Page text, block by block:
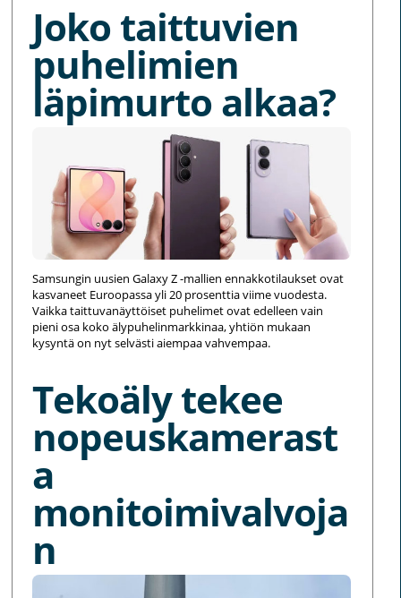
Joko taittuvien
puhelimien
läpimurto alkaa?
Samsungin uusien Galaxy Z -mallien ennakkotilaukset ovat
kasvaneet Euroopassa yli 20 prosenttia viime vuodesta.
Vaikka taittuvanäyttöiset puhelimet ovat edelleen vain
pieni osa koko älypuhelinmarkkinaa, yhtiön mukaan
kysyntä on nyt selvästi aiempaa vahvempaa.
Tekoäly tekee
nopeuskamerast
a
monitoimivalvoja
n